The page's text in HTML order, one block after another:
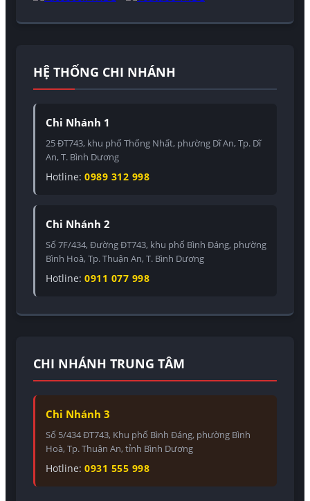
HỆ THỐNG CHI NHÁNH
Chi Nhánh 1
25 ĐT743, khu phố Thống Nhất, phường Dĩ An, Tp. Dĩ
An, T. Bình Dương
Hotline: 0989 312 998
Chi Nhánh 2
Số 7F/434, Đường ĐT743, khu phố Bình Đáng, phường
Bình Hoà, Tp. Thuận An, T. Bình Dương
Hotline: 0911 077 998
CHI NHÁNH TRUNG TÂM
Chi Nhánh 3
Số 5/434 ĐT743, Khu phố Bình Đáng, phường Bình
Hoà, Tp. Thuận An, tỉnh Bình Dương
Hotline: 0931 555 998